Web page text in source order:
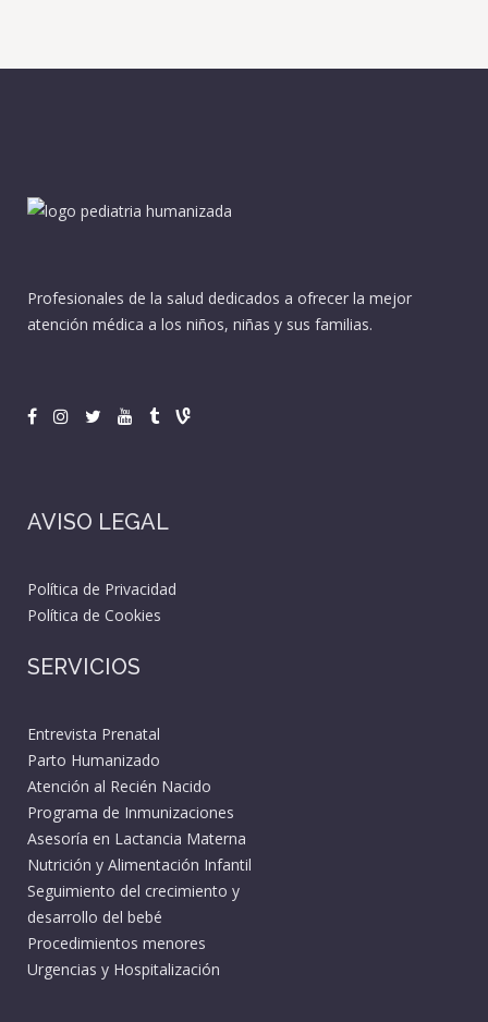
Profesionales de la salud dedicados a ofrecer la mejor
atención médica a los niños, niñas y sus familias.
AVISO LEGAL
Política de Privacidad
Política de Cookies
SERVICIOS
Entrevista Prenatal
Parto Humanizado
Atención al Recién Nacido
Programa de Inmunizaciones
Asesoría en Lactancia Materna
Nutrición y Alimentación Infantil
Seguimiento del crecimiento y
desarrollo del bebé
Procedimientos menores
Urgencias y Hospitalización